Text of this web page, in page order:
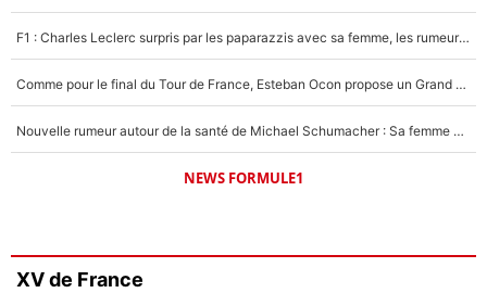
F1 : Charles Leclerc surpris par les paparazzis avec sa femme, les rumeurs étaient vraies !
Comme pour le final du Tour de France, Esteban Ocon propose un Grand Prix de Formule 1 à Paris : «Autour de l’Arc de Triomphe, ce serait génial» !
Nouvelle rumeur autour de la santé de Michael Schumacher : Sa femme Corinna sort du silence
NEWS FORMULE1
XV de France